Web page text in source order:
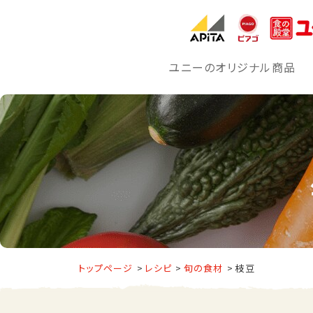
ユニーのオリジナル商品
トップページ レシピ 旬の食材 枝豆